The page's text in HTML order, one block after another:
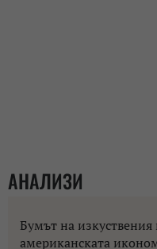
АНАЛИЗИ
Бумът на
американската